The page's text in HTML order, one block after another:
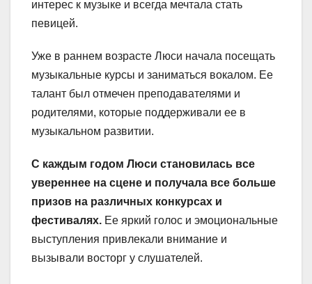
интерес к музыке и всегда мечтала стать
певицей.
Уже в раннем возрасте Люси начала посещать
музыкальные курсы и заниматься вокалом. Ее
талант был отмечен преподавателями и
родителями, которые поддерживали ее в
музыкальном развитии.
С каждым годом Люси становилась все
увереннее на сцене и получала все больше
призов на различных конкурсах и
фестивалях. Ее яркий голос и эмоциональные
выступления привлекали внимание и
вызывали восторг у слушателей.